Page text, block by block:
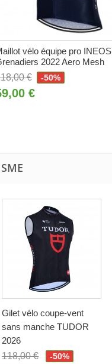
vélo équipe pro INEOS
2022 Aero Mesh
€
-50%
€
Gilet vélo coupe-vent
sans manche TUDOR
2026
118,00 €
-50%